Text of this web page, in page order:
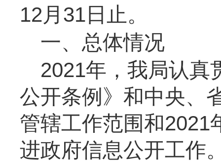
12月 31 日止。
一、总体情况
2021年，我局认真
公开条例》和中央、
管辖工作范围和2021
进政府信息公开工作